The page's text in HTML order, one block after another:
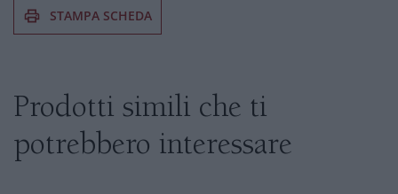
STAMPA SCHEDA
esitate a chiedere informazioni
Prodotti simili che ti
potrebbero interessare